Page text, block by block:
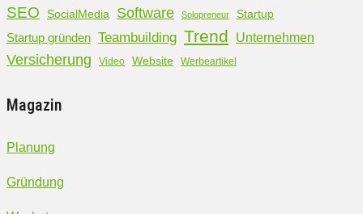
SEO SocialMedia Software Solopreneur Startup
Startup gründen Teambuilding Trend Unternehmen
Versicherung Video Website Werbeartikel
Magazin
Planung
Gründung